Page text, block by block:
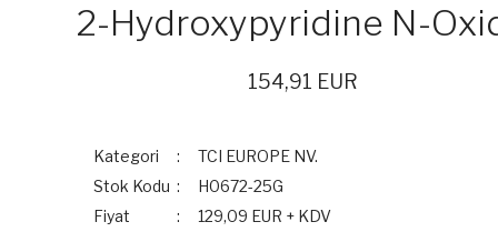
2-Hydroxypyridine N-
154,91 EUR
Kategori
TCI EUROPE NV.
Stok Kodu
H0672-25G
Fiyat
129,09 EUR + KDV